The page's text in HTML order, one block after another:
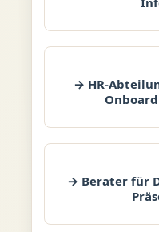
→ HR-
→ Berater für